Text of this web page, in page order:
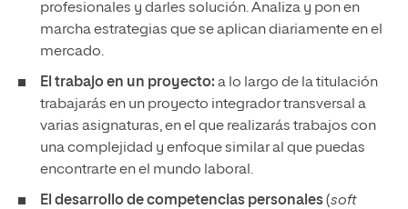
profesionales y darles solución. Analiza y pon en
marcha estrategias que se aplican diariamente en el
mercado.
El trabajo en un proyecto: a lo largo de la titulación
trabajarás en un proyecto integrador transversal a
varias asignaturas, en el que realizarás trabajos con
una complejidad y enfoque similar al que puedas
encontrarte en el mundo laboral.
El desarrollo de competencias personales(soft